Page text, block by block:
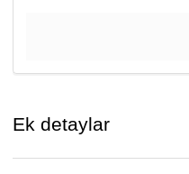
Ek detaylar